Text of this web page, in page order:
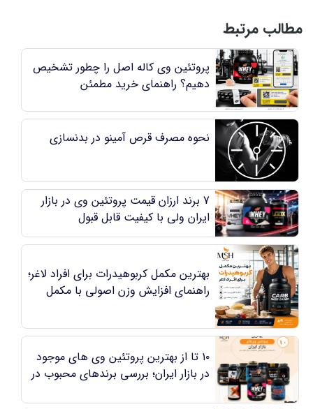
مطالب مرتبط
پروتئین وی کاله اصل را چطور تشخیص
دهیم؟ راهنمای خرید مطمئن
نحوه مصرف قرص آمینو در بدنسازی
7 برند ارزان قیمت پروتئین وی در بازار
ایران ولی با کیفیت قابل قبول
بهترین مکمل کربوهیدرات برای افراد لاغر؛
راهنمای افزایش وزن اصولی با مکمل
۱۰ تا از بهترین پروتئین وی های موجود
در بازار ایران؛ بررسی برندهای محبوب در